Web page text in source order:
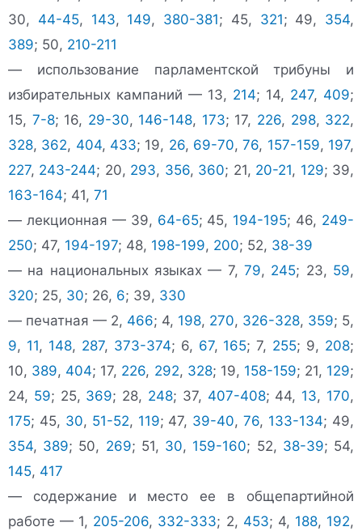
30, 44-45, 143, 149, 380-381; 45, 321; 49, 354,
389; 50, 210-211
— использование парламентской трибуны и
избирательных кампаний — 13, 214; 14, 247, 409;
15, 7-8; 16, 29-30, 146-148, 173; 17, 226, 298, 322,
328, 362, 404, 433; 19, 26, 69-70,76, 157-159, 197,
227, 243-244; 20, 293, 356, 360; 21, 20-21, 129; 39,
163-164; 41, 71
— лекционная — 39, 64-65; 45, 194-195; 46, 249-
250; 47, 194-197; 48, 198-199, 200; 52, 38-39
— на национальных языках — 7, 79, 245; 23, 59,
320; 25, 30; 26, 6; 39, 330
— печатная — 2, 466; 4, 198, 270, 326-328, 359; 5,
9, 11, 148, 287, 373-374; 6, 67, 165; 7, 255; 9, 208;
10, 389, 404; 17, 226, 292, 328; 19, 158-159; 21, 129;
24, 59; 25, 369; 28, 248; 37, 407-408; 44, 13, 170,
175; 45, 30, 51-52, 119; 47, 39-40,76, 133-134; 49,
354, 389; 50, 269; 51, 30, 159-160; 52, 38-39; 54,
145, 417
— содержание и место ее в общепартийной
работе — 1, 205-206, 332-333; 2, 453; 4, 188, 192,